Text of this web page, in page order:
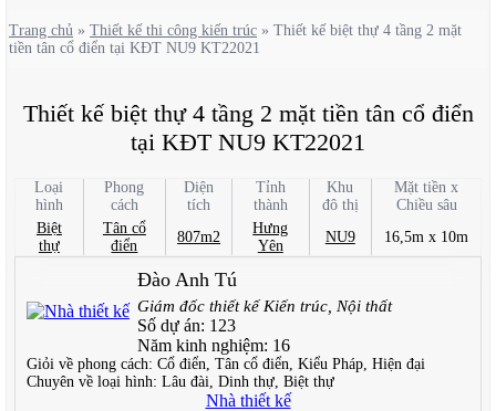
Trang chủ » Thiết kế thi công kiến trúc » Thiết kế biệt thự 4 tầng 2 mặt
tiền tân cổ điển tại KĐT NU9 KT22021
Thiết kế biệt thự 4 tầng 2 mặt tiền tân cổ điển
tại KĐT NU9 KT22021
Loại
hình
Biệt
thự
Phong
cách
Tân cổ
điển
Diện
tích
807m2
Tỉnh
thành
Hưng
Yên
Khu
đô thị
NU9
Mặt tiền x
Chiều sâu
16,5m x 10m
Đào Anh Tú
Giám đốc thiết kế Kiến trúc, Nội thất
Số dự án: 123
Năm kinh nghiệm: 16
Giỏi về phong cách: Cổ điển, Tân cổ điển, Kiểu Pháp, Hiện đại
Chuyên về loại hình: Lâu đài, Dinh thự, Biệt thự
Nhà thiết kế